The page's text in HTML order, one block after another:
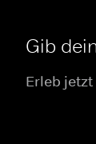
Gib
Erleb